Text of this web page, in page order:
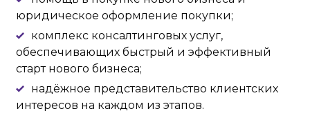
юридическое оформление покупки;
комплекс консалтинговых услуг,
обеспечивающих быстрый и эффективный
старт нового бизнеса;
надёжное представительство клиентских
интересов на каждом из этапов.